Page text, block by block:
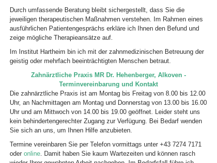
Durch umfassende Beratung bleibt sichergestellt, dass Sie die
jeweiligen therapeutischen Maßnahmen verstehen. Im Rahmen eines
ausführlichen Patientengesprächs erkläre ich Ihnen den Befund und
zeige mögliche Therapieansätze auf.
Im Institut Hartheim bin ich mit der zahnmedizinischen Betreuung der
geistig oder mehrfach beeinträchtigten Menschen betraut.
Zahnärztliche Praxis MR Dr. Hehenberger, Alkoven -
Terminvereinbarung und Kontakt
Die zahnärztliche Praxis ist am Montag bis Freitag von 8.00 bis 12.00
Uhr, an Nachmittagen am Montag und Donnerstag von 13.00 bis 16.00
Uhr und am Mittwoch von 14.00 bis 19.00 geöffnet. Leider steht uns
kein behindertengerechter Zugang zur Verfügung. Bei Bedarf wenden
Sie sich an uns, um Ihnen Hilfe anzubieten.
Termine vereinbaren Sie per Telefon vormittags unter +43 7274 7171
oder online . Damit haben Sie kaum Wartezeiten und können rasch